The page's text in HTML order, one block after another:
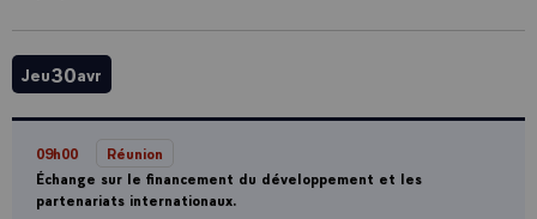
Jeu30avr
09h00
Réunion
Échange sur le financement du développement et les
partenariats internationaux.